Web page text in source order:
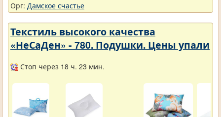
Орг: Дамское счастье
Текстиль высокого качества
«НеСаДен» - 780. Подушки. Цены упали
Стоп через 18 ч. 23 мин.